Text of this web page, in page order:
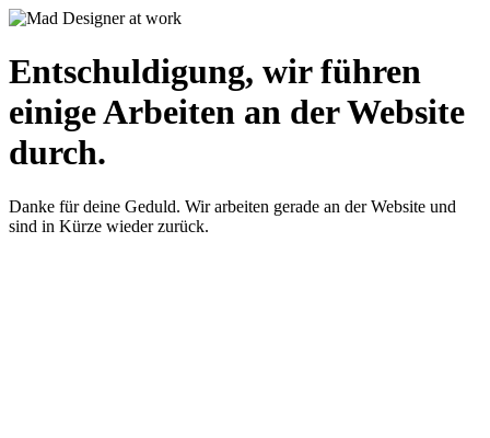
Entschuldigung, wir führen
einige Arbeiten an der Website
durch.
Danke für deine Geduld. Wir arbeiten gerade an der Website und
sind in Kürze wieder zurück.